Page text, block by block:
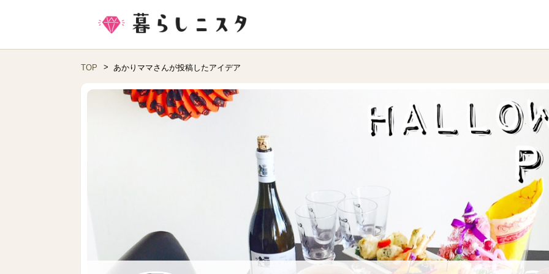
TOP あかりママさんが投稿したアイデア